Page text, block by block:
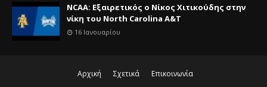
NCAA: Εξαιρετικός ο Νίκος Χιτικούδης στην
νίκη του North Carolina A&Τ
16 Ιανουαρίου
Αρχική Σχετικά Επικοινωνία